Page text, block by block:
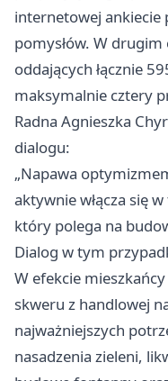
internetowej ankiecie
pomysłów. W drugim
oddających łącznie
maksymalnie cztery
Radna Agnieszka
dialogu:
„Napawa
aktywnie włącza się
który polega na
Dialog w tym
W efekcie
skweru z handlowej
najważniejszych
nasadzenia zieleni,